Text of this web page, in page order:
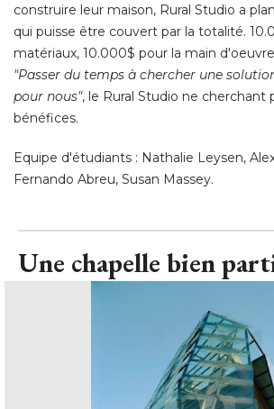
construire leur maison, Rural Studio a
qui puisse être couvert par la totalité.
matériaux, 10.000$ pour la main
"Passer du temps à chercher une
pour nous", le Rural Studio ne cherchant
bénéfices.
Equipe d'étudiants : Nathalie Leysen,
Fernando Abreu, Susan Massey.
Une chapelle bien